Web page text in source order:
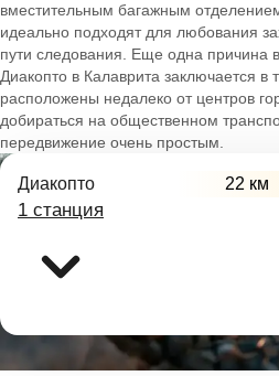
вместительным багажным
идеально подходят для любования
пути следования. Еще одна причина
Диакопто в Калаврита заключается в
расположены недалеко от центров
добираться на общественном
передвижение очень простым.
Диакопто 22 км
1 станция